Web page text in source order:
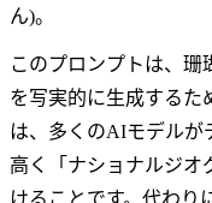
ん)。
このプロンプトは、珊
を写実的に生成するた
は、多くのAIモデルが
高く「ナショナルジオ
けることです。代わり